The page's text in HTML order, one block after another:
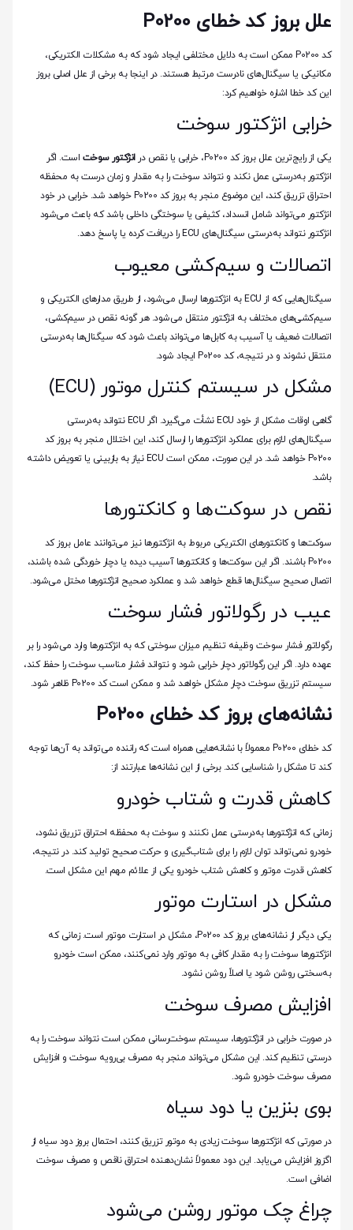
علل بروز کد خطای P0200
کد P0200 ممکن است به دلایل مختلفی ایجاد شود که به مشکلات الکتریکی،
مکانیکی یا سیگنال‌های نادرست مرتبط هستند. در اینجا به برخی از علل اصلی بروز
این کد خطا اشاره خواهیم کرد:
خرابی انژکتور سوخت
یکی از رایج‌ترین علل بروز کد P0200، خرابی یا نقص در انژکتور سوخت است. اگر
انژکتور به‌درستی عمل نکند و نتواند سوخت را به مقدار و زمان درست به محفظه
احتراق تزریق کند، این موضوع منجر به بروز کد P0200 خواهد شد. خرابی در خود
انژکتور می‌تواند شامل انسداد، کثیفی یا سوختگی داخلی باشد که باعث می‌شود
انژکتور نتواند به‌درستی سیگنال‌های ECU را دریافت کرده یا پاسخ دهد.
اتصالات و سیم‌کشی معیوب
سیگنال‌هایی که از ECU به انژکتورها ارسال می‌شود، از طریق مدارهای الکتریکی و
سیم‌کشی‌های مختلف به انژکتور منتقل می‌شود. هر گونه نقص در سیم‌کشی،
اتصالات ضعیف یا آسیب به کابل‌ها می‌تواند باعث شود که سیگنال‌ها به‌درستی
منتقل نشوند و در نتیجه، کد P0200 ایجاد شود.
مشکل در سیستم کنترل موتور (ECU)
گاهی اوقات مشکل از خود ECU نشأت می‌گیرد. اگر ECU نتواند به‌درستی
سیگنال‌های لازم برای عملکرد انژکتورها را ارسال کند، این اختلال منجر به بروز کد
P0200 خواهد شد. در این صورت، ممکن است ECU نیاز به بازبینی یا تعویض داشته
باشد.
نقص در سوکت‌ها و کانکتورها
سوکت‌ها و کانکتورهای الکتریکی مربوط به انژکتورها نیز می‌توانند عامل بروز کد
P0200 باشند. اگر این سوکت‌ها و کانکتورها آسیب دیده یا دچار خوردگی شده باشند،
اتصال صحیح سیگنال‌ها قطع خواهد شد و عملکرد صحیح انژکتورها مختل می‌شود.
عیب در رگولاتور فشار سوخت
رگولاتور فشار سوخت وظیفه تنظیم میزان سوختی که به انژکتورها وارد می‌شود را بر
عهده دارد. اگر این رگولاتور دچار خرابی شود و نتواند فشار مناسب سوخت را حفظ کند،
سیستم تزریق سوخت دچار مشکل خواهد شد و ممکن است کد P0200 ظاهر شود.
نشانه‌های بروز کد خطای P0200
کد خطای P0200 معمولاً با نشانه‌هایی همراه است که راننده می‌تواند به آن‌ها توجه
کند تا مشکل را شناسایی کند. برخی از این نشانه‌ها عبارتند از:
کاهش قدرت و شتاب خودرو
زمانی که انژکتورها به‌درستی عمل نکنند و سوخت به محفظه احتراق تزریق نشود،
خودرو نمی‌تواند توان لازم را برای شتاب‌گیری و حرکت صحیح تولید کند. در نتیجه،
کاهش قدرت موتور و کاهش شتاب خودرو یکی از علائم مهم این مشکل است.
مشکل در استارت موتور
یکی دیگر از نشانه‌های بروز کد P0200، مشکل در استارت موتور است. زمانی که
انژکتورها سوخت را به مقدار کافی به موتور وارد نمی‌کنند، ممکن است خودرو
به‌سختی روشن شود یا اصلاً روشن نشود.
افزایش مصرف سوخت
در صورت خرابی در انژکتورها، سیستم سوخت‌رسانی ممکن است نتواند سوخت را به
درستی تنظیم کند. این مشکل می‌تواند منجر به مصرف بی‌رویه سوخت و افزایش
مصرف سوخت خودرو شود.
بوی بنزین یا دود سیاه
در صورتی که انژکتورها سوخت زیادی به موتور تزریق کنند، احتمال بروز دود سیاه از
اگزوز افزایش می‌یابد. این دود معمولاً نشان‌دهنده احتراق ناقص و مصرف سوخت
اضافی است.
چراغ چک موتور روشن می‌شود